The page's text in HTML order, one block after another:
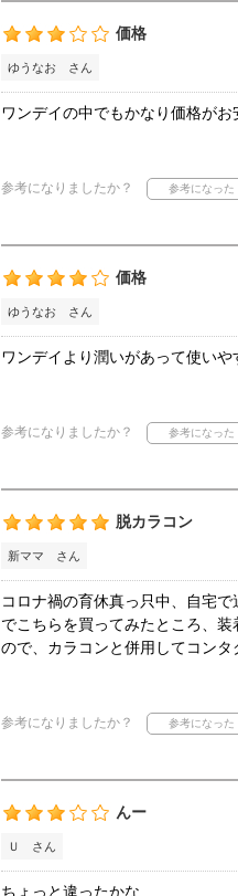
価格
ゆうなお さん
ワンデイの中でもかなり価格がお
参考になりましたか？
価格
ゆうなお さん
ワンデイより潤いがあって使いや
参考になりましたか？
脱カラコン
新ママ さん
コロナ禍の育休真っ只中、自宅
でこちらを買ってみたところ、
ので、カラコンと併用してコンタ
参考になりましたか？
んー
Ｕ さん
ちょっと違ったかな